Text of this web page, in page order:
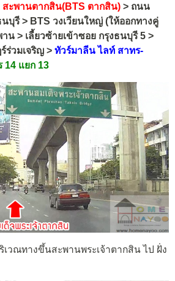
สะพานตากสิน(BTS ตากสิน) > ถนน
บุรี > BTS วงเวียนใหญ่ (ให้ออกทางคู่
น > เลี้ยวซ้ายเข้าซอย กรุงธนบุรี 5 >
ร่วมเจริญ > ทัวร์มาลีน ไลท์ สาทร-
14 แยก 13
เวณทางขึ้นสะพานพระเจ้าตากสิน ไป ฝั่ง